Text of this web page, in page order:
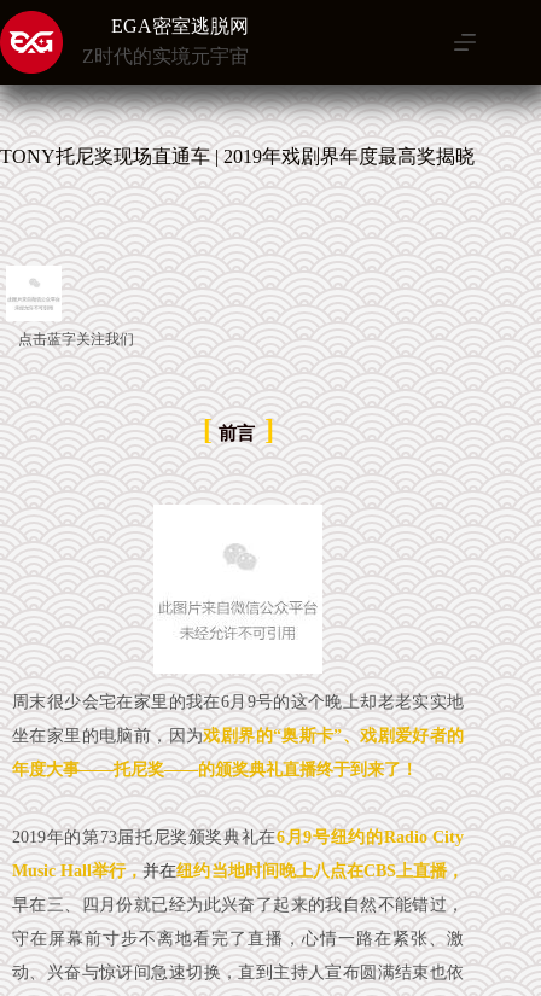
跳
至
内
容
EGA密室逃脱网
Z时代的实境元宇宙
TONY托尼奖现场直通车 | 2019年戏剧界年度最高奖揭晓
点击蓝字关注我们
[ 前言 ]
周末很少会宅在家里的我在6月9号的这个晚上却老老实实地
坐在家里的电脑前，因为戏剧界的“奥斯卡”、戏剧爱好者的
年度大事——托尼奖——的颁奖典礼直播终于到来了！
2019年的第73届托尼奖颁奖典礼在6月9号纽约的Radio City
Music Hall举行，并在纽约当地时间晚上八点在CBS上直播，
早在三、四月份就已经为此兴奋了起来的我自然不能错过，
守在屏幕前寸步不离地看完了直播，心情一路在紧张、激
动、兴奋与惊讶间急速切换，直到主持人宣布圆满结束也依